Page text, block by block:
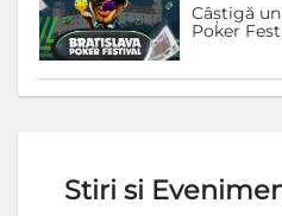
Câștigă
Poker
Stiri si